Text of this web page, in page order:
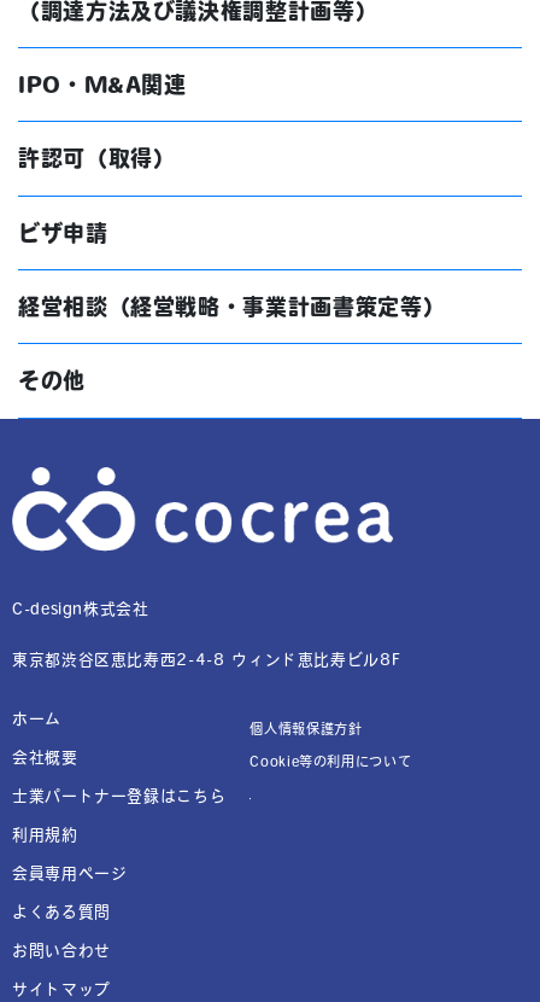
（調達方法及び議決権調整計画等）
IPO・M&A関連
許認可（取得）
ビザ申請
経営相談（経営戦略・事業計画書策定等）
その他
ホーム
会社概要
士業パートナー登録はこちら
利用規約
会員専用ページ
よくある質問
お問い合わせ
サイトマップ
C-design株式会社
東京都渋谷区恵比寿西2-4-8 ウィンド恵比寿ビル8F
個人情報保護方針
Cookie等の利用について